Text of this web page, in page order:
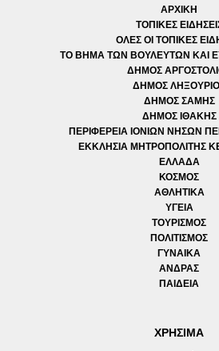
ΑΡΧΙΚΗ
ΤΟΠΙΚΕΣ
ΟΛΕΣ ΟΙ ΤΟΠΙΚΕΣ
ΤΟ ΒΗΜΑ ΤΩΝ ΒΟΥΛΕΥΤΩΝ ΚΑΙ
ΔΗΜΟΣ
ΔΗΜΟΣ
ΔΗΜΟΣ ΣΑΜΗΣ
ΔΗΜΟΣ ΙΘΑΚΗΣ
ΠΕΡΙΦΕΡΕΙΑ ΙΟΝΙΩΝ ΝΗΣΩΝ
ΕΚΚΛΗΣΙΑ ΜΗΤΡΟΠΟΛΙΤΗΣ
ΕΛΛΑΔΑ
ΚΟΣΜΟΣ
ΑΘΛΗΤΙΚΑ
ΥΓΕΙΑ
ΤΟΥΡΙΣΜΟΣ
ΠΟΛΙΤΙΣΜΟΣ
ΓΥΝΑΙΚΑ
ΑΝΔΡΑΣ
ΠΑΙΔΕΙΑ
ΧΡΗΣΙΜΑ